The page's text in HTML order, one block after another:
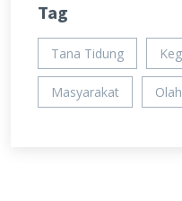
Tag
Tana Tidung
Masyarakat